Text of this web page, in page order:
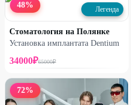
48% Легенда
Стоматология на Полянке
Установка имплантата Dentium
34000₽65000₽
72%